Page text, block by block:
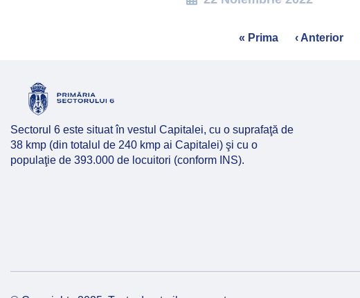
First
« Prima
Previous
‹ Anterior
Sectorul 6 este situat în vestul Capitalei, cu o suprafaţă de
38 kmp (din totalul de 240 kmp ai Capitalei) şi cu o
populaţie de 393.000 de locuitori (conform INS).